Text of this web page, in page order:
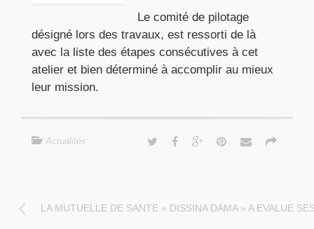
Le comité de pilotage
désigné lors des travaux, est ressorti de là
avec la liste des étapes consécutives à cet
atelier et bien déterminé à accomplir au mieux
leur mission.
Actualités
LA MUTUELLE DE SANTE « DISSINA DAMA » A EVALUE